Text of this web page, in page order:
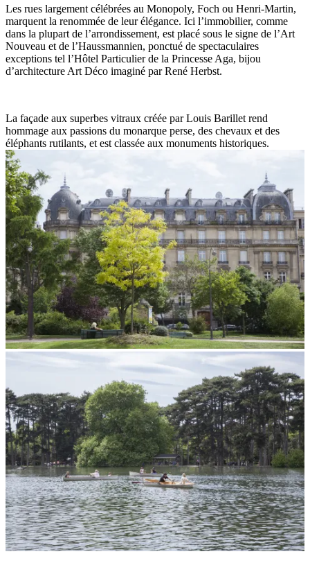
Les rues largement célébrées au Monopoly, Foch ou Henri-Martin,
marquent la renommée de leur élégance. Ici l’immobilier, comme
dans la plupart de l’arrondissement, est placé sous le signe de l’Art
Nouveau et de l’Haussmannien, ponctué de spectaculaires
exceptions tel l’Hôtel Particulier de la Princesse Aga, bijou
d’architecture Art Déco imaginé par René Herbst.
La façade aux superbes vitraux créée par Louis Barillet rend
hommage aux passions du monarque perse, des chevaux et des
éléphants rutilants, et est classée aux monuments historiques.